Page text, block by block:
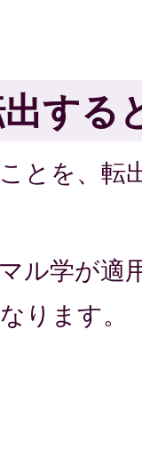
する
とを、転
ル学が適
ります。